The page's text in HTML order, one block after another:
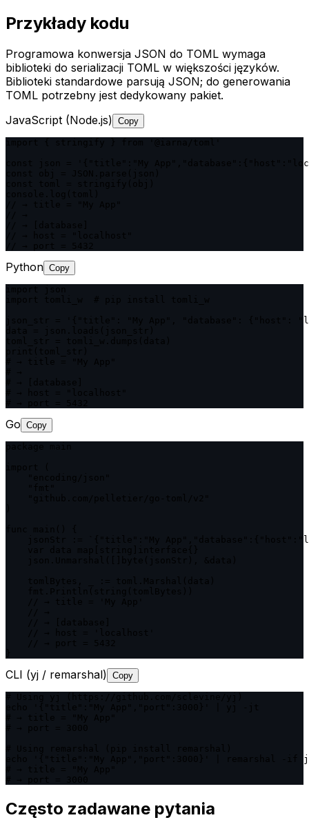
Przykłady kodu
Programowa konwersja JSON do TOML wymaga
biblioteki do serializacji TOML w większości języków.
Biblioteki standardowe parsują JSON; do generowania
TOML potrzebny jest dedykowany pakiet.
JavaScript (Node.js) Copy
const json = '{"title":"My
Python Copy
json_str = '{"title": "My App", "database": {"host":
Go Copy
jsonStr := `{"title":"My
CLI (yj / remarshal) Copy
echo '{"title":"My App","port":3000}' | remarshal -if
Często zadawane pytania